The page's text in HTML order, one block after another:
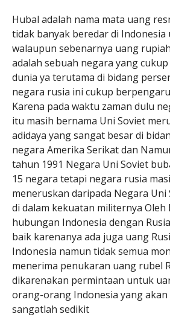
Hubal adalah nama mata uang
tidak banyak beredar di
walaupun sebenarnya uang
adalah sebuah negara yang
dunia ya terutama di bidang
negara rusia ini cukup
Karena pada waktu zaman dulu
itu masih bernama Uni Soviet
adidaya yang sangat besar di
negara Amerika Serikat dan
tahun 1991 Negara Uni Soviet
15 negara tetapi negara rusia
meneruskan daripada Negara
di dalam kekuatan militernya Oleh
hubungan Indonesia dengan
baik karenanya ada juga uang
Indonesia namun tidak semua
menerima penukaran uang rubel
dikarenakan permintaan untuk
orang-orang Indonesia yang
sangatlah sedikit